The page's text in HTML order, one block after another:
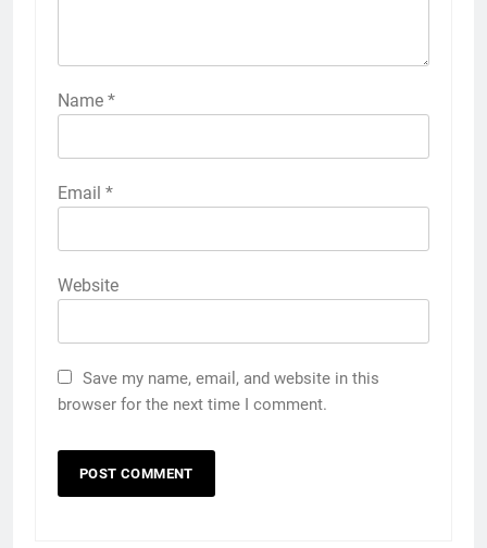
Name *
Email *
Website
Save my name, email, and website in this
browser for the next time I comment.